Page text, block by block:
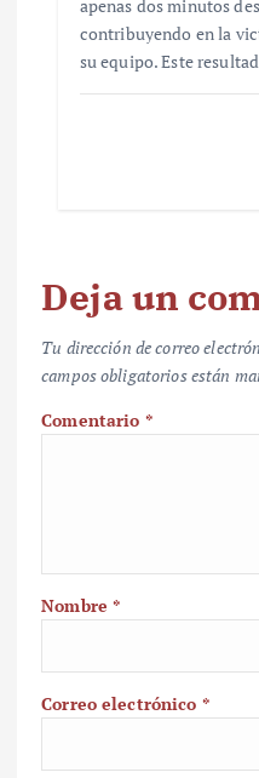
apenas dos minutos
contribuyendo en la
su equipo. Este
Deja un
Tu dirección de correo
campos obligatorios están
Comentario *
Nombre*
Correo electrónico *